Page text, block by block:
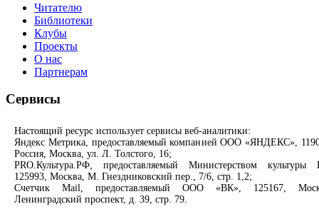
Читателю
Библиотеки
Клубы
Проекты
О нас
Партнерам
Сервисы
Продлить книгу
Спроси библиотекаря
Спроси краеведа
Оцените качество услуг
Направить обращение директору
Соцсети
Настоящий ресурс использует сервисы веб-аналитики:
Яндекс Метрика, предоставляемый компанией ООО «ЯНДЕКС»,
Россия, Москва, ул. Л. Толстого, 16;
PRO.Культура.РФ, предоставляемый Министерством культуры
125993, Москва, М. Гнездниковский пер., 7/6, стр. 1,2;
Счетчик Mail, предоставляемый ООО «ВК», 125167,
Ленинградский проспект, д. 39, стр. 79.